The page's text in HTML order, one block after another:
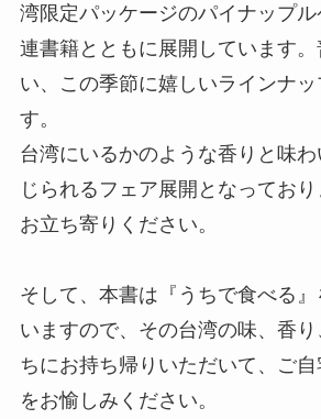
湾限定パッケージのパイナップ
連書籍とともに展開しています
い、この季節に嬉しいラインナッ
す。
台湾にいるかのような香りと味
じられるフェア展開となってお
お立ち寄りください。
そして、本書は『うちで食べる
いますので、その台湾の味、香り
ちにお持ち帰りいただいて、ご
をお愉しみください。